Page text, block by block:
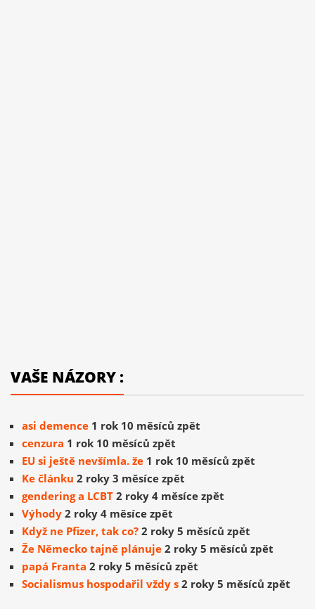
VAŠE NÁZORY :
asi demence 1 rok 10 měsíců zpět
cenzura 1 rok 10 měsíců zpět
EU si ještě nevšímla. že 1 rok 10 měsíců zpět
Ke článku 2 roky 3 měsíce zpět
gendering a LCBT 2 roky 4 měsíce zpět
Výhody 2 roky 4 měsíce zpět
Když ne Pfizer, tak co? 2 roky 5 měsíců zpět
Že Německo tajně plánuje 2 roky 5 měsíců zpět
papá Franta 2 roky 5 měsíců zpět
Socialismus hospodařil vždy s 2 roky 5 měsíců zpět